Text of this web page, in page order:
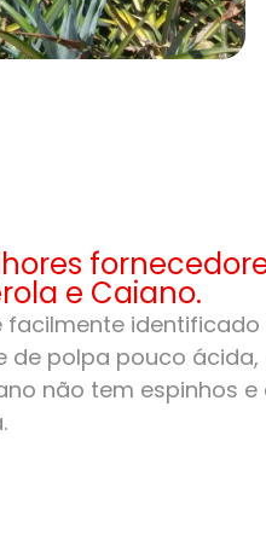
e Caiano.
facilmente identificado
de polpa pouco
não tem espinhos e